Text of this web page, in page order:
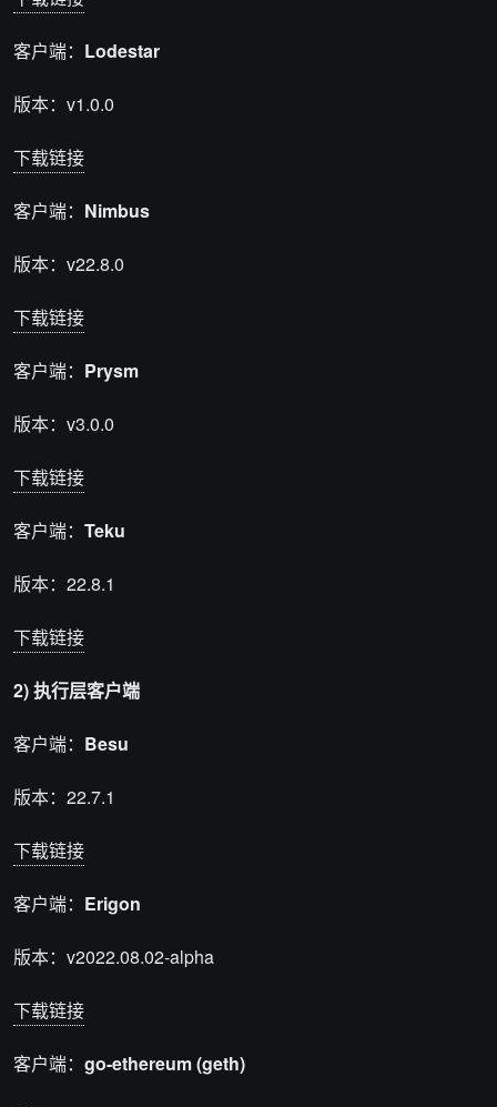
客户端： Lodestar
版本：v1.0.0
下载链接
客户端： Nimbus
版本：v22.8.0
下载链接
客户端： Prysm
版本：v3.0.0
下载链接
客户端： Teku
版本：22.8.1
下载链接
2) 执行层客户端
客户端： Besu
版本：22.7.1
下载链接
客户端： Erigon
版本：v2022.08.02-alpha
下载链接
客户端： go-ethereum (geth)